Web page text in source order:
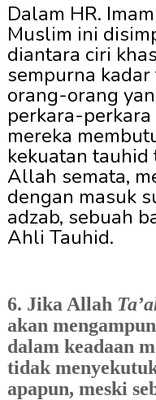
Dalam HR.
Muslim ini
diantara ciri
sempurna
orang-orang
perkara-
mereka
kekuatan
Allah semata,
dengan masuk
adzab, sebuah
Ahli Tauhid.
6. Jika Allah
akan
dalam keadaan
tidak
apapun, meski